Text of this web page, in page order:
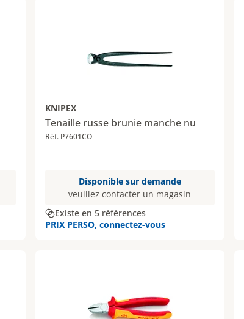
KNIPEX
Tenaille russe brunie manche nu
Réf. P7601CO
Disponible sur demande
veuillez contacter un magasin
Existe en 5 références
PRIX PERSO, connectez-vous